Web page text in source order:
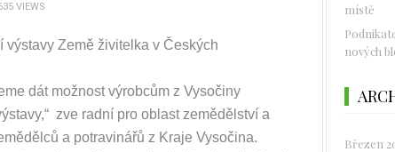
VIEWS
výstavy Země živitelka v Českých
dát možnost výrobcům z Vysočiny
zve radní pro oblast zemědělství a
a potravinářů z Kraje Vysočina.
místě
nových
Březen